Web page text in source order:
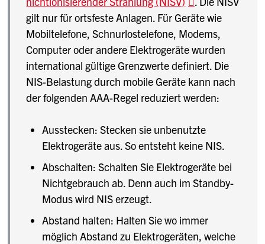
gilt nur für ortsfeste Anlagen. Für Geräte wie
Mobiltelefone, Schnurlostelefone, Modems,
Computer oder andere Elektrogeräte wurden
international gültige Grenzwerte definiert. Die
NIS-Belastung durch mobile Geräte kann nach
der folgenden AAA-Regel reduziert werden:
Ausstecken: Stecken sie unbenutzte
Elektrogeräte aus. So entsteht keine NIS.
Abschalten: Schalten Sie Elektrogeräte bei
Nichtgebrauch ab. Denn auch im Standby-
Modus wird NIS erzeugt.
Abstand halten: Halten Sie wo immer
möglich Abstand zu Elektrogeräten, welche